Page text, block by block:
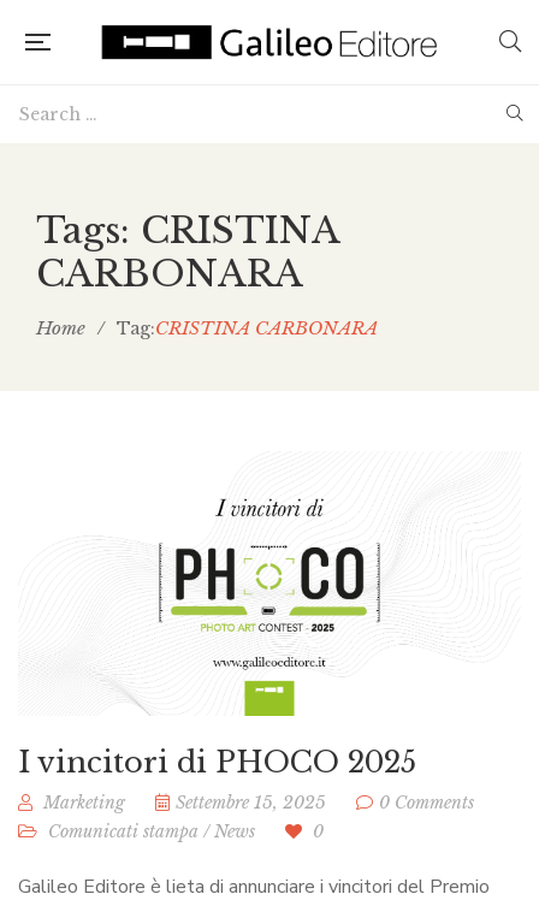
Tags: CRISTINA
CARBONARA
Home / Tag:CRISTINA CARBONARA
I vincitori di PHOCO 2025
Marketing Settembre 15, 2025
0 Comments
Comunicati stampa / News 0
Galileo Editore è lieta di annunciare i vincitori del Premio